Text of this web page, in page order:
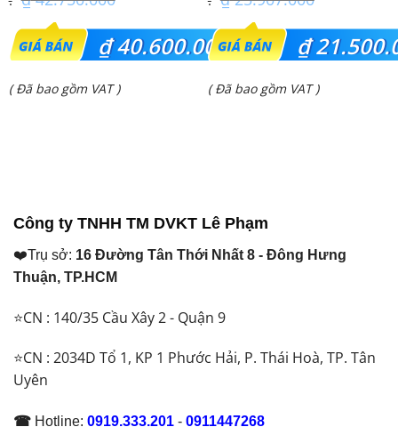
Giá
gốc
là:
₫40.600.000
Giá
( Đã bao gồm VAT )
Giá
gốc
là:
₫
Giá
( Đã bao gồm VAT )
Công ty TNHH TM DVKT Lê Phạm
❤️Trụ sở: 16 Đường Tân Thới Nhất 8 - Đông Hưng
Thuận, TP.HCM
⭐CN : 140/35 Cầu Xây 2 - Quận 9
⭐CN : 2034D Tổ 1, KP 1 Phước Hải, P. Thái Hoà, TP. Tân
Uyên
☎ Hotline: 0919.333.201 - 0911447268